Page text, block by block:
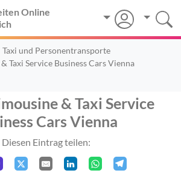
Online
Taxi und Personentransporte
Taxi Service Business Cars Vienna
& Taxi Service
Cars Vienna
Diesen Eintrag teilen: